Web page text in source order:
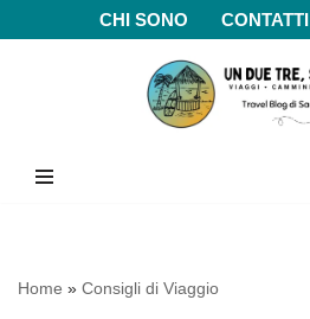
CHI SONO CONTATTI
Home » Consigli di Viaggio